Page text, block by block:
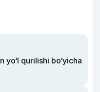
yo‘l qurilishi bo‘yicha